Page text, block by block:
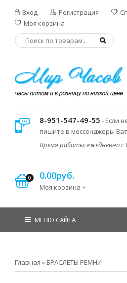
Вход Регистрация
Моя корзина
8-951-547-49-55 - Если
пишите в мессенджеры
Время работы: ежедневно с
0 0.00руб.
Моя корзина
МЕНЮ САЙТА
Главная » БРАСЛЕТЫ РЕМНИ